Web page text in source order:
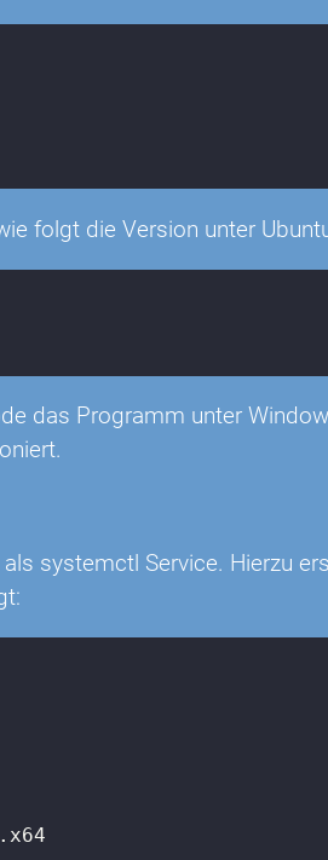
folgt die Version unter
das Programm unter
systemctl Service. Hierzu